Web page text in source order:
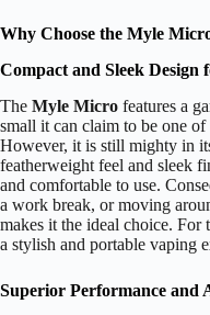
Why Choose the Myle
Compact and Sleek Design
The Myle Micro features a
small it can claim to be one
However, it is still mighty in
featherweight feel and sleek
and comfortable to use.
a work break, or moving
makes it the ideal choice. For
a stylish and portable vaping
Superior Performance and